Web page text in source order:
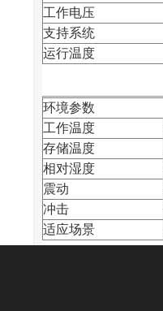
工作电压
支持系统
运行温度
环境参数
工作温度
存储温度
相对湿度
震动
冲击
适应场景